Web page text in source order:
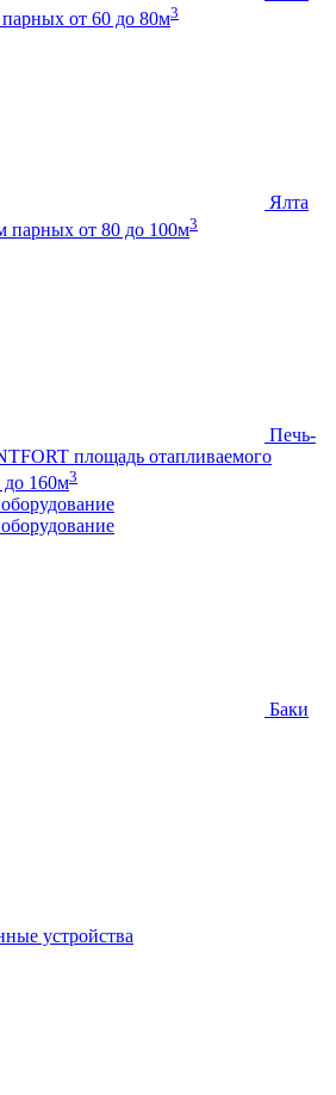
от 60 до 80м3
Ялта
парных от 80 до 100м3
Печь-
площадь отапливаемого
160м3
Баки
устройства